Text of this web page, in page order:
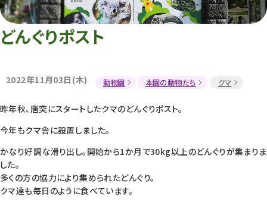
再生プラン
東山動植物園
への支援
どんぐりポスト
2022年11月03日(木) 動物園 本園の動物たち クマ
昨年秋、唐突にスタートしたクマのどんぐりポスト。
今年もクマ舎に設置しました。
かなり好調な滑り出し。開始から1か月で30kg以上のどんぐりが集まりま
した。
多くの方の協力により集められたどんぐり。
クマ達も毎日のように食べています。